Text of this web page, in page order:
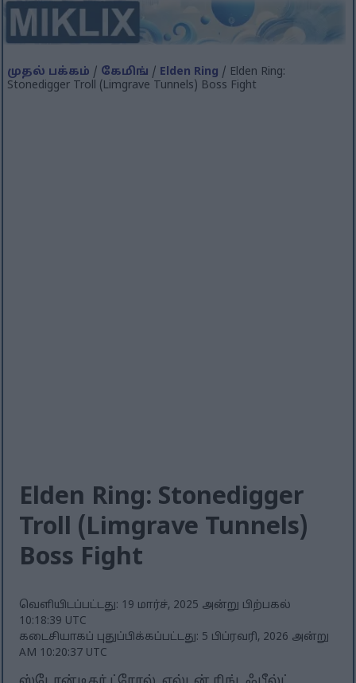
முதல் பக்கம் / கேமிங் / Elden Ring / Elden Ring:
Stonedigger Troll (Limgrave Tunnels) Boss Fight
Elden Ring: Stonedigger
Troll (Limgrave Tunnels)
Boss Fight
வெளியிடப்பட்டது: 19 மார்ச், 2025 அன்று பிற்பகல்
10:18:39 UTC
கடைசியாகப் புதுப்பிக்கப்பட்டது: 5 பிப்ரவரி, 2026 அன்று
AM 10:20:37 UTC